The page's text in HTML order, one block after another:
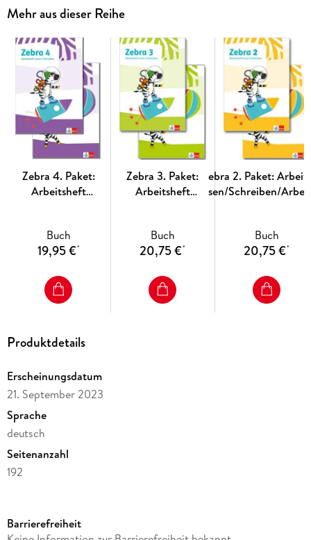
Mehr aus dieser Reihe
Zebra 4. Paket:
Arbeitsheft
Sprache Klasse 4
Buch
19,95 €*
Zebra 3. Paket:
Arbeitsheft
Sprache Klasse 3
Buch
20,75 €*
Zebra 2. Paket:
Lesen/Schreiben/
Buch
20,75 €*
Produktdetails
Erscheinungsdatum
21. September 2023
Sprache
deutsch
Seitenanzahl
192
Verlag/Hersteller
Barrierefreiheit